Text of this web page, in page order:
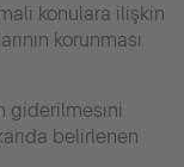
konulara ilişkin
korunması
giderilmesini
belirlenen